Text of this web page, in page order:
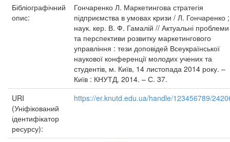
Бібліографічний
опис:
Гончаренко Л. Маркетингова стратегія
підприємства в умовах кризи / Л. Гончаренко ;
наук. кер. В. Ф. Гамалій // Актуальні проблеми
та перспективи розвитку маркетингового
управління : тези доповідей Всеукраїнської
наукової конференції молодих учених та
студентів, м. Київ, 14 листопада 2014 року. –
Київ : КНУТД, 2014. – С. 37.
URI
(Уніфікований
ідентифікатор
ресурсу):
https://er.knutd.edu.ua/handle/123456789/